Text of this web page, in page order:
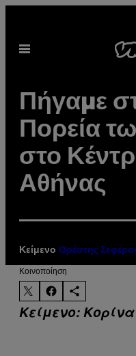
περιεχόμενο
Ανοίξτε
Πήγαμε
Πορεία
στο
Αθήνας
Κείμενο Ορέστης
Kοινοποίηση
Κείμενο: